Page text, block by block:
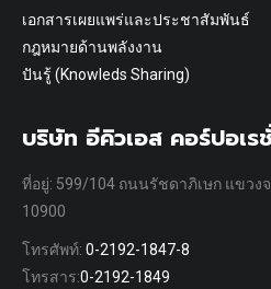
เอกสารเผยแพร่และประชาสัมพันธ์
กฎหมายด้านพลังงาน
ปันรู้ (Knowleds Sharing)
บริษัท อีคิวเอส คอร์ปอเร
ที่อยู่: 599/104 ถนนรัชดาภิเษก แขวง
10900
โทรศัพท์: 0-2192-1847-8
โทรสาร:0-2192-1849